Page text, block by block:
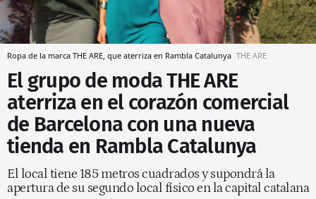
Ropa de la marca THE ARE, que aterriza en Rambla Catalunya THE ARE
El grupo de moda THE ARE
aterriza en el corazón comercial
de Barcelona con una nueva
tienda en Rambla Catalunya
El local tiene 185 metros cuadrados y supondrá la
apertura de su segundo local físico en la capital catalana